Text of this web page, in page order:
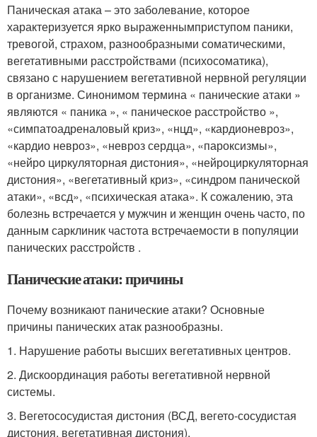
Паническая атака – это заболевание, которое
характеризуется ярко выраженнымприступом паники,
тревогой, страхом, разнообразными соматическими,
вегетативными расстройствами (психосоматика),
связано с нарушением вегетативной нервной регуляции
в организме. Синонимом термина « панические атаки »
являются « паника », « паническое расстройство »,
«симпатоадреналовый криз», «нцд», «кардионевроз»,
«кардио невроз», «невроз сердца», «пароксизмы»,
«нейро циркуляторная дистония», «нейроциркуляторная
дистония», «вегетативный криз», «синдром панической
атаки», «всд», «психическая атака». К сожалению, эта
болезнь встречается у мужчин и женщин очень часто, по
данным сарклиник частота встречаемости в популяции
панических расстройств .
Панические атаки: причины
Почему возникают панические атаки? Основные
причины панических атак разнообразны.
1. Нарушение работы высших вегетативных центров.
2. Дискоординация работы вегетативной нервной
системы.
3. Вегетососудистая дистония (ВСД, вегето-сосудистая
дистония, вегетативная дистония).